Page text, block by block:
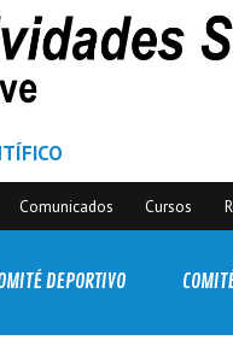
Comunicados Cursos
DEPORTIVO